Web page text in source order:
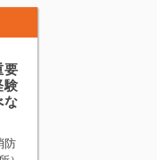
要
験
な
防